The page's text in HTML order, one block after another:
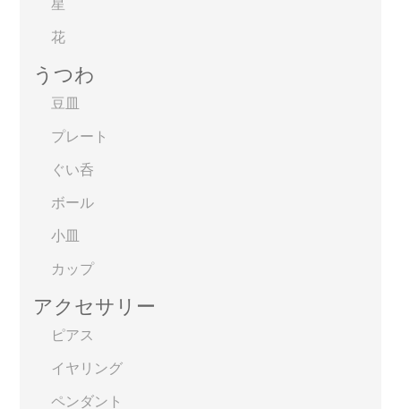
花
うつわ
豆皿
プレート
ぐい呑
ボール
小皿
カップ
アクセサリー
ピアス
イヤリング
ペンダント